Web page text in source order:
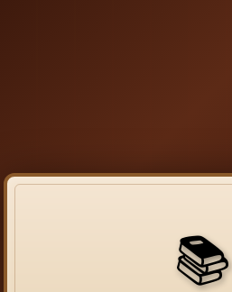
📚